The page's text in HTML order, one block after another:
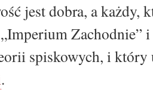
jest dobra, a każdy,
„Imperium Zachodnie”
spiskowych, i który
.